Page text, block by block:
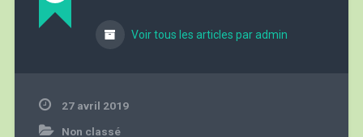
Voir tous les articles par admin
27 avril 2019
Non classé